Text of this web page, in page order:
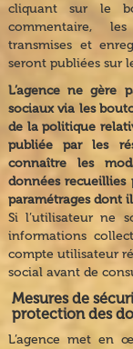
cliquant sur le
commentaire,
transmises et
seront publiées sur
L’agence ne gère
sociaux via les
de la politique
publiée par les
connaître les
données recueillies
paramétrages dont
Si l’utilisateur ne
informations
compte utilisateur
social avant de
Mesures de
protection des
L’agence met en